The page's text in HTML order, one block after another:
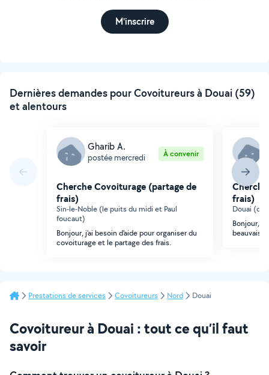
M'inscrire
Dernières demandes pour Covoitureurs à Douai (59)
et alentours
Gharib A.
postée mercredi À convenir
Cherche Covoiturage (partage de
frais)
Sin-le-Noble (le puits du midi et Paul
foucaut)
Bonjour, j'ai besoin d'aide pour organiser du
covoiturage et le partage des frais.
frais)
Douai
Bonjour,
beauvais
Prestations de services Covoitureurs Nord Douai
Covoitureur à Douai : tout ce qu’il faut
savoir